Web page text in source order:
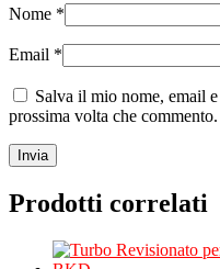
Nome *
Email *
Salva il mio nome, email
prossima volta che commento.
Prodotti correlati